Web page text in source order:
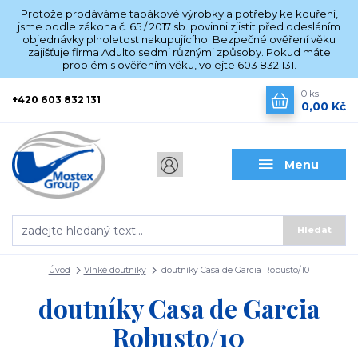
Protože prodáváme tabákové výrobky a potřeby ke kouření,
jsme podle zákona č. 65 / 2017 sb. povinni zjistit před odesláním
objednávky plnoletost nakupujícího. Bezpečné ověření věku
zajišťuje firma Adulto sedmi různými způsoby. Pokud máte
problém s ověřením věku, volejte 603 832 131.
Menu
Hledat
+420 603 832 131
0 ks
0,00 Kč
Úvod Vlhké doutníky doutníky Casa de Garcia Robusto/10
doutníky Casa de Garcia
Robusto/10